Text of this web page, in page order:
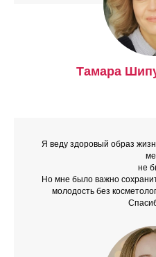
Тамара
Я веду здоровый образ
не
Но мне было важно
молодость без